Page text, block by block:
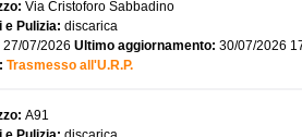
Via Cristoforo Sabbadino
e Pulizia: discarica
27/07/2026 Ultimo aggiornamento: 30/07/2026
Trasmesso all'U.R.P.
A91